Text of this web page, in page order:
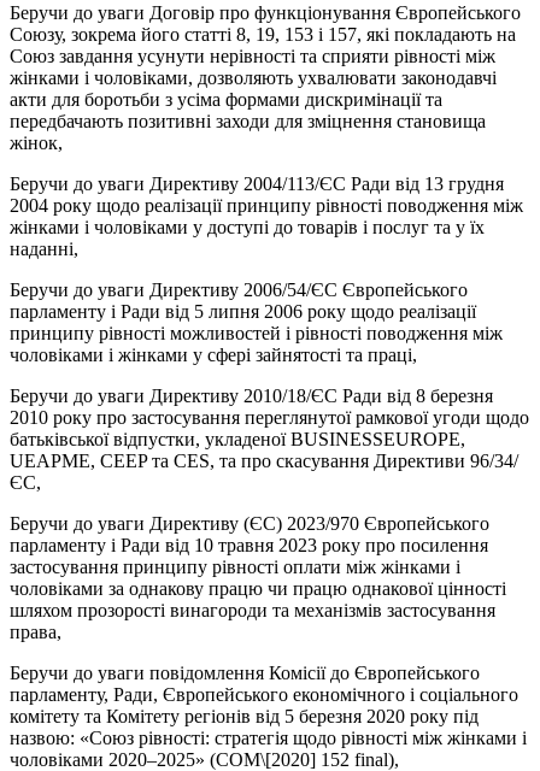
Беручи до уваги Договір про функціонування Європейського
Союзу, зокрема його статті 8, 19, 153 і 157, які покладають на
Союз завдання усунути нерівності та сприяти рівності між
жінками і чоловіками, дозволяють ухвалювати законодавчі
акти для боротьби з усіма формами дискримінації та
передбачають позитивні заходи для зміцнення становища
жінок,
Беручи до уваги Директиву 2004/113/ЄС Ради від 13 грудня
2004 року щодо реалізації принципу рівності поводження між
жінками і чоловіками у доступі до товарів і послуг та у їх
наданні,
Беручи до уваги Директиву 2006/54/ЄС Європейського
парламенту і Ради від 5 липня 2006 року щодо реалізації
принципу рівності можливостей і рівності поводження між
чоловіками і жінками у сфері зайнятості та праці,
Беручи до уваги Директиву 2010/18/ЄС Ради від 8 березня
2010 року про застосування переглянутої рамкової угоди щодо
батьківської відпустки, укладеної BUSINESSEUROPE,
UEAPME, CEEP та CES, та про скасування Директиви 96/34/
ЄС,
Беручи до уваги Директиву (ЄС) 2023/970 Європейського
парламенту і Ради від 10 травня 2023 року про посилення
застосування принципу рівності оплати між жінками і
чоловіками за однакову працю чи працю однакової цінності
шляхом прозорості винагороди та механізмів застосування
права,
Беручи до уваги повідомлення Комісії до Європейського
парламенту, Ради, Європейського економічного і соціального
комітету та Комітету регіонів від 5 березня 2020 року під
назвою: «Союз рівності: стратегія щодо рівності між жінками і
чоловіками 2020–2025» (COM\[2020] 152 final),